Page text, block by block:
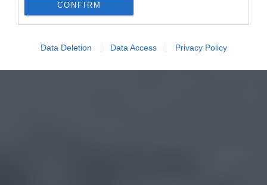
CONFIRM
Data Deletion Data Access Privacy Policy